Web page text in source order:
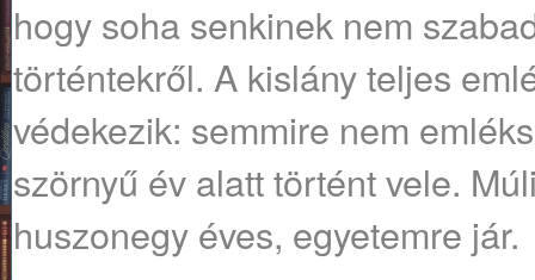
hogy soha senkinek nem
történtekről. A kislány teljes
védekezik: semmire nem
szörnyű év alatt történt vele.
huszonegy éves, egyetemre jár.